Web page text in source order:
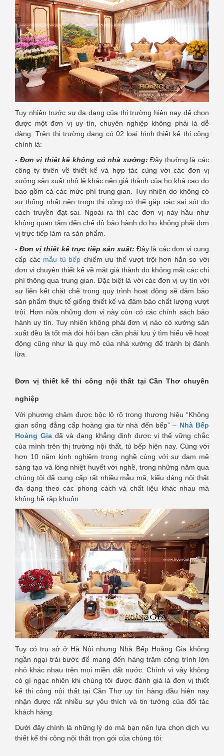
Tuy nhiên trước sự đa dạng của thị trường hiện nay để chọn
được một đơn vị uy tín, chuyên nghiệp không phải là dễ
dàng. Trên thị trường đang có 02 loại hình thiết kế thi công
chính là:
- Đơn vị thiết kế không có nhà xưởng:Đây thường là các
công ty thiên về thiết kế và hợp tác cùng với các đơn vị
xưởng sản xuất nhỏ lẻ khác nên giá thành của họ khá cao do
bao gồm cả các mức phí trung gian. Tuy nhiên do không có
sự thống nhất nên trogn thi công có thể gặp các sai sót do
cách truyền đạt sai. Ngoài ra thì các đơn vị này hầu như
không quan tâm đến chế độ bảo hành do họ không phải đơn
vị trực tiếp làm ra sản phẩm.
- Đơn vị thiết kế trực tiếp sản xuất:Đây là các đơn vị cung
cấp các mẫu tủ bếp chiếm ưu thế vượt trội hơn hẳn so với
đơn vị chuyên thiết kế về mặt giá thành do không mất các chi
phí thông qua trung gian. Đặc biệt là với các đơn vị uy tín với
sự liên kết chặt chẽ trong quy trình hoạt động sẽ đảm bảo
sản phẩm thực tế giống thiết kế và đảm bảo chất lượng vượt
trội. Hơn nữa những đơn vị này còn có các chính sách bảo
hành uy tín. Tuy nhiên không phải đơn vị nào có xưởng sản
xuất đều là tốt mà đòi hỏi bạn cần phải lưu ý tìm hiểu về hoạt
động cũng như là quy mô của nhà xưởng để tránh bị đánh
lừa.
Đơn vị thiết kế thi công nội thất tại Cần Thơ chuyên
nghiệp
Với phương châm được bộc lộ rõ trong thương hiệu “Không
gian sống đẳng cấp hoàng gia từ nhà đến bếp” – Nhà Bếp
Hoàng Gia đã và đang khẳng định được vị thế vững chắc
của mình trên thị trường nội thất, tủ bếp hiện nay. Cùng với
hơn 10 năm kinh nghiệm trong nghề cùng với sự đam mê
sáng tạo và lòng nhiệt huyết với nghề, trong những năm qua
chúng tôi đã cung cấp rất nhiều mẫu mã, kiểu dáng nội thất
đa dạng theo các phong cách và chất liệu khác nhau mà
không hề rập khuôn.
Tuy có trụ sở ở Hà Nội nhưng Nhà Bếp Hoàng Gia không
ngần ngại trải bước để mang đến hàng trăm công trình lớn
nhỏ khác nhau trên mọi miền đất nước. Chính vì vậy không
có gì ngạc nhiên khi chúng tôi được đánh giá là đơn vị thiết
kế thi công nội thất tại Cần Thơ uy tín hàng đầu hiện nay
nhận được rất nhiều sự yêu thích và tin tưởng của đối tác
khách hàng.
Dưới đây chính là những lý do mà bạn nên lựa chọn dịch vụ
thiết kế thi công nội thất trọn gói của chúng tôi: